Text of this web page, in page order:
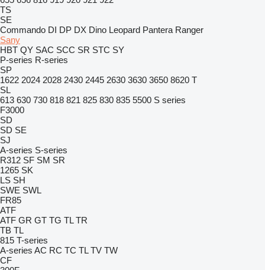
TS
SE
Commando DI DP DX Dino Leopard Pantera Ranger
Sany
HBT QY SAC SCC SR STC SY
P-series R-series
SP
1622 2024 2028 2430 2445 2630 3630 3650 8620 T
SL
613 630 730 818 821 825 830 835 5500 S series
F3000
SD
SD SE
SJ
A-series S-series
R312 SF SM SR
1265 SK
LS SH
SWE SWL
FR85
ATF
ATF GR GT TG TL TR
TB TL
815 T-series
A-series AC RC TC TL TV TW
CF